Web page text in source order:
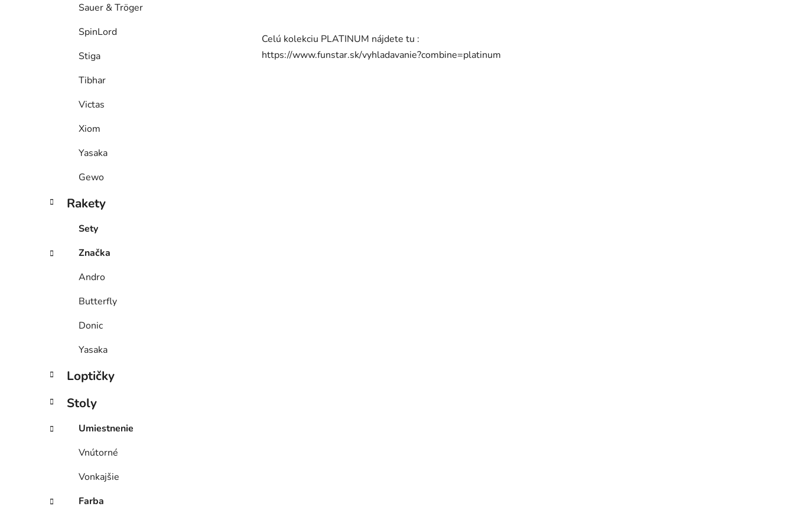
Sauer & Tröger
SpinLord
Stiga
Tibhar
Victas
Xiom
Yasaka
Gewo
Rakety
Sety
Značka
Andro
Butterfly
Donic
Yasaka
Loptičky
Stoly
Umiestnenie
Vnútorné
Vonkajšie
Farba
Celú kolekciu PLATINUM nájdete tu :
https://www.funstar.sk/vyhladavanie?combine=platinum